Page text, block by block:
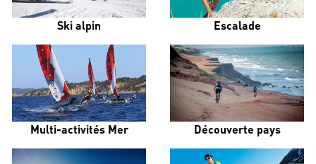
Ski alpin Escalade
Multi-activités Mer Découverte pays